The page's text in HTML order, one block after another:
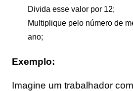
Divida esse valor por 12;
Multiplique pelo número de
ano;
Exemplo:
Imagine um trabalhador